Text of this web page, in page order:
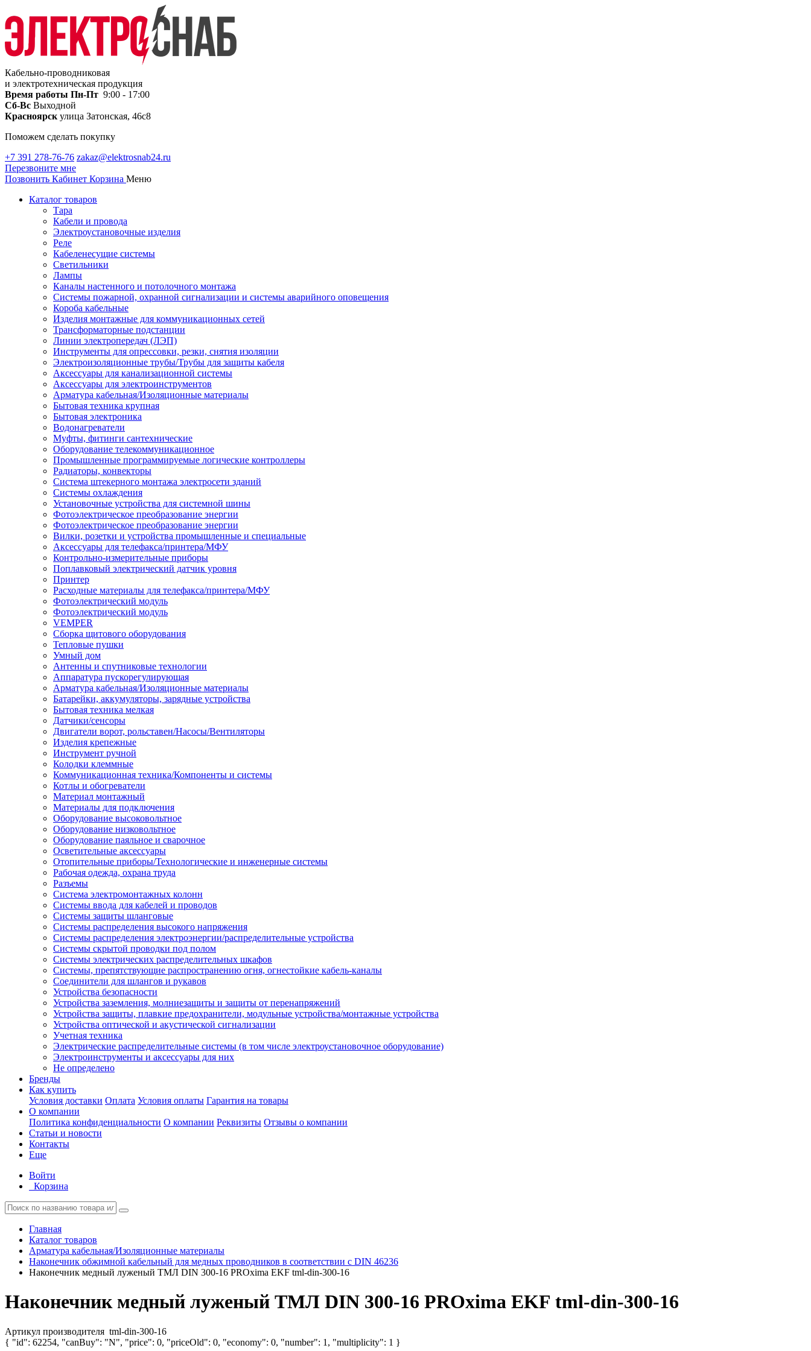
Кабельно-проводниковая
и электротехническая продукция
Время работы Пн-Пт 9:00 - 17:00
Сб-Вс Выходной
Красноярск улица Затонская, 46с8
Поможем сделать покупку
+7 391 278-76-76 zakaz@elektrosnab24.ru
Перезвоните мне
Позвонить Кабинет Корзина Меню
Каталог товаров
Тара
Кабели и провода
Электроустановочные изделия
Реле
Кабеленесущие системы
Светильники
Лампы
Каналы настенного и потолочного монтажа
Системы пожарной, охранной сигнализации и системы аварийного оповещения
Короба кабельные
Изделия монтажные для коммуникационных сетей
Трансформаторные подстанции
Линии электропередач (ЛЭП)
Инструменты для опрессовки, резки, снятия изоляции
Электроизоляционные трубы/Трубы для защиты кабеля
Аксессуары для канализационной системы
Аксессуары для электроинструментов
Арматура кабельная/Изоляционные материалы
Бытовая техника крупная
Бытовая электроника
Водонагреватели
Муфты, фитинги сантехнические
Оборудование телекоммуникационное
Промышленные программируемые логические контроллеры
Радиаторы, конвекторы
Система штекерного монтажа электросети зданий
Системы охлаждения
Установочные устройства для системной шины
Фотоэлектрическое преобразование энергии
Фотоэлектрическое преобразование энергии
Вилки, розетки и устройства промышленные и специальные
Аксессуары для телефакса/принтера/МФУ
Контрольно-измерительные приборы
Поплавковый электрический датчик уровня
Принтер
Расходные материалы для телефакса/принтера/МФУ
Фотоэлектрический модуль
Фотоэлектрический модуль
VEMPER
Сборка щитового оборудования
Тепловые пушки
Умный дом
Антенны и спутниковые технологии
Аппаратура пускорегулирующая
Арматура кабельная/Изоляционные материалы
Батарейки, аккумуляторы, зарядные устройства
Бытовая техника мелкая
Датчики/сенсоры
Двигатели ворот, рольставен/Насосы/Вентиляторы
Изделия крепежные
Инструмент ручной
Колодки клеммные
Коммуникационная техника/Компоненты и системы
Котлы и обогреватели
Материал монтажный
Материалы для подключения
Оборудование высоковольтное
Оборудование низковольтное
Оборудование паяльное и сварочное
Осветительные аксессуары
Отопительные приборы/Технологические и инженерные системы
Рабочая одежда, охрана труда
Разъемы
Система электромонтажных колонн
Системы ввода для кабелей и проводов
Системы защиты шланговые
Системы распределения высокого напряжения
Системы распределения электроэнергии/распределительные устройства
Системы скрытой проводки под полом
Системы электрических распределительных шкафов
Системы, препятствующие распространению огня, огнестойкие кабель-каналы
Соединители для шлангов и рукавов
Устройства безопасности
Устройства заземления, молниезащиты и защиты от перенапряжений
Устройства защиты, плавкие предохранители, модульные устройства/монтажные устройства
Устройства оптической и акустической сигнализации
Учетная техника
Электрические распределительные системы (в том числе электроустановочное оборудование)
Электроинструменты и аксессуары для них
Не определено
Бренды
Как купить
Условия доставки Оплата Условия оплаты Гарантия на товары
О компании
Политика конфиденциальности О компании Реквизиты Отзывы о компании
Статьи и новости
Контакты
Еще
Войти
Корзина
Главная
Каталог товаров
Арматура кабельная/Изоляционные материалы
Наконечник обжимной кабельный для медных проводников в соответствии с DIN 46236
Наконечник медный луженый ТМЛ DIN 300-16 PROxima EKF tml-din-300-16
Наконечник медный луженый ТМЛ DIN 300-16 PROxima EKF tml-din-300-16
Артикул производителя tml-din-300-16
{ "id": 62254, "canBuy": "N", "price": 0, "priceOld": 0, "economy": 0, "number": 1, "multiplicity": 1 }